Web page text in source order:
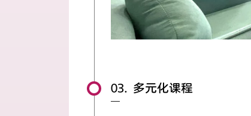
03. 多元化课程